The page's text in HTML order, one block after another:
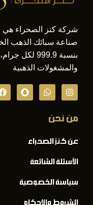
شركة كنز الصحراء
بنسبة 999.9
والمشغولات الذهبية
من نحن
عن كنز الصحراء
الأسئلة الشائعة
سياسة الخصوصية
الشروط والاحكام